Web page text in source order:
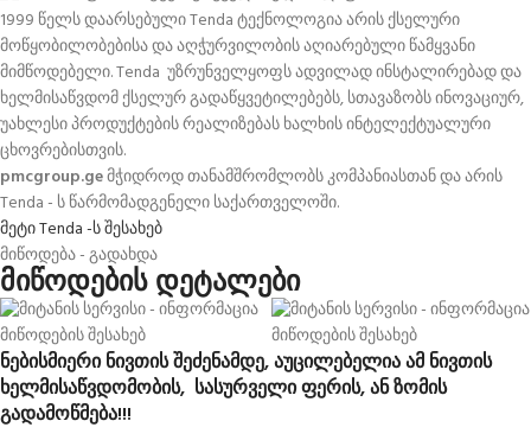
1999 წელს დაარსებული Tenda ტექნოლოგია არის ქსელური
მოწყობილობებისა და აღჭურვილობის აღიარებული წამყვანი
მიმწოდებელი. Tenda უზრუნველყოფს ადვილად ინსტალირებად და
ხელმისაწვდომ ქსელურ გადაწყვეტილებებს, სთავაზობს ინოვაციურ,
უახლესი პროდუქტების რეალიზებას ხალხის ინტელექტუალური
ცხოვრებისთვის.
pmcgroup.geმჭიდროდ თანამშრომლობს კომპანიასთან და არის
Tenda - ს წარმომადგენელი საქართველოში.
მეტი Tenda -ს შესახებ
მიწოდება - გადახდა
მიწოდების დეტალები
ნებისმიერი ნივთის შეძენამდე, აუცილებელია ამ ნივთის
ხელმისაწვდომობის, სასურველი ფერის, ან ზომის
გადამოწმება!!!